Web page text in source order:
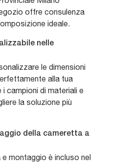
offre consulenza
ideale.
nelle
le dimensioni
alla tua
campioni di materiali e
la soluzione più
della cameretta a
montaggio è incluso nel